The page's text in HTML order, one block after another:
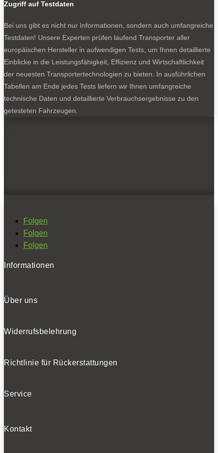
Zugriff auf Testdaten
Bei uns gibt es nicht nur Informationen, sondern auch umfangreiche
Testdaten! Unsere Experten prüfen laufend Transporter aller
europäischen Hersteller in aufwendigen Tests, um Ihnen detaillierte
Einblicke in die Leistungsfähigkeit, Effizienz und Wirtschaftlichkeit
der neuesten Transportertechnologien zu bieten. In ausführlichen
Tabellen am Ende jedes Tests liefern wir Ihnen umfangreiche
technische Daten und detaillierte Verbrauchsergebnisse zu den
getesteten Fahrzeugen.
Folgen
Folgen
Folgen
Informationen
Über uns
Widerrufsbelehrung
Richtlinie für Rückerstattungen
Service
Kontakt